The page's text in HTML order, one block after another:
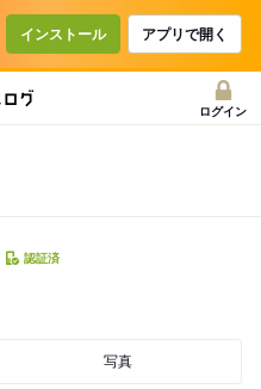
インストール アプリで開く
ログイン
認証済
写真